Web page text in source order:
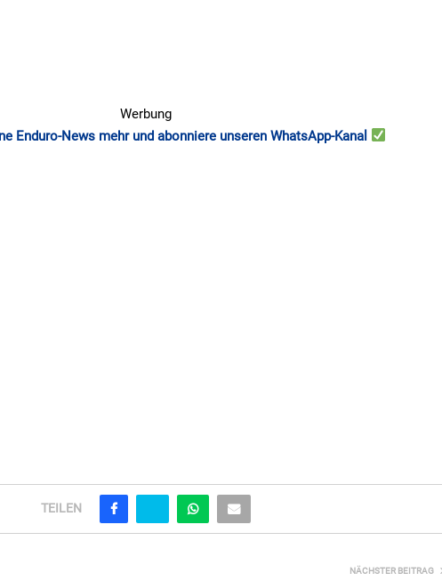
Werbung
Enduro-News mehr und abonniere unseren WhatsApp-Kanal
TEILEN
NÄCHSTER BEITRAG